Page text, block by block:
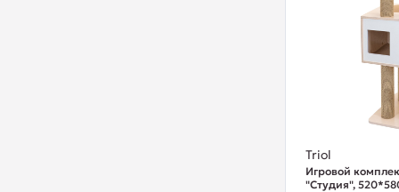
Triol
Игровой
"Студия",